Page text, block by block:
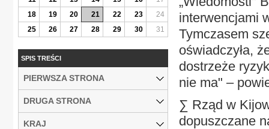
interwencjami
Tymczasem
oświadczyła,
dostrzeże
nie ma" –
∑ Rząd w
dopuszczane
18
19 20 21 22 23
24
25
26 27 28 29 30 31
SPIS TREŚCI
PIERWSZA STRONA
DRUGA STRONA
KRAJ